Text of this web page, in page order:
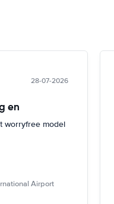
28-07-2026
en
worryfree model
Airport